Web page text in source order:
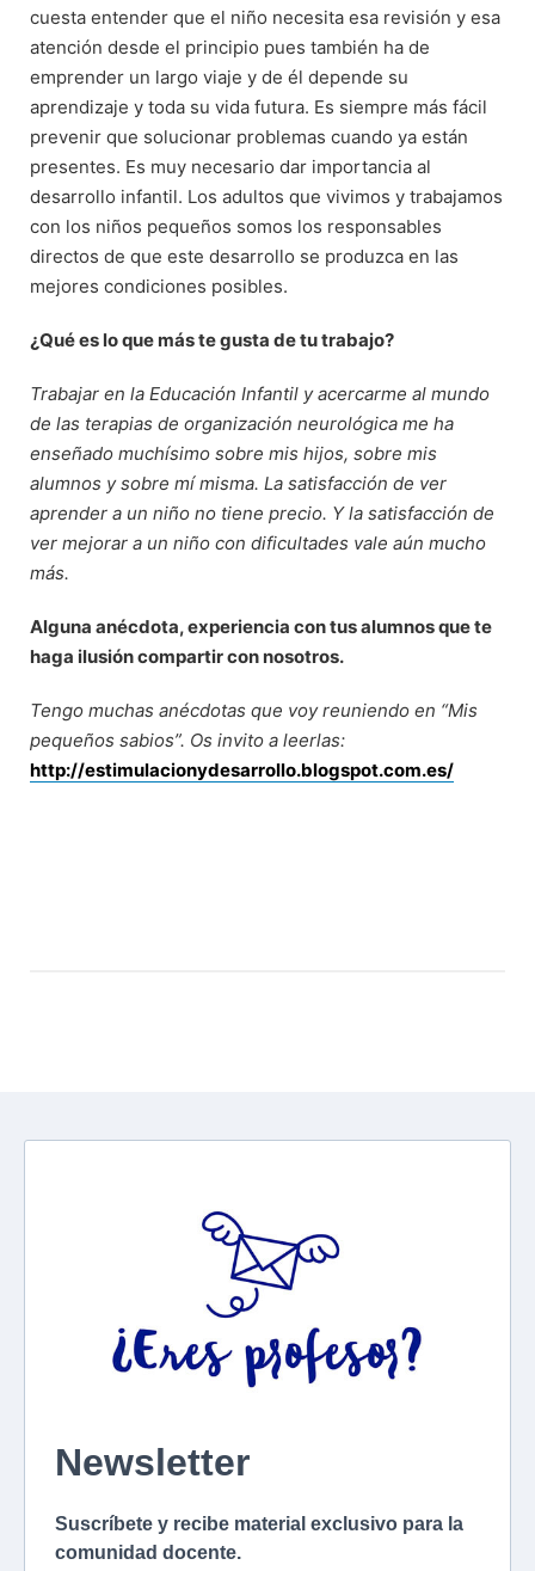
cuesta entender que el niño necesita esa revisión y esa
atención desde el principio pues también ha de
emprender un largo viaje y de él depende su
aprendizaje y toda su vida futura. Es siempre más fácil
prevenir que solucionar problemas cuando ya están
presentes. Es muy necesario dar importancia al
desarrollo infantil. Los adultos que vivimos y trabajamos
con los niños pequeños somos los responsables
directos de que este desarrollo se produzca en las
mejores condiciones posibles.
¿Qué es lo que más te gusta de tu trabajo?
Trabajar en la Educación Infantil y acercarme al mundo
de las terapias de organización neurológica me ha
enseñado muchísimo sobre mis hijos, sobre mis
alumnos y sobre mí misma. La satisfacción de ver
aprender a un niño no tiene precio. Y la satisfacción de
ver mejorar a un niño con dificultades vale aún mucho
más.
Alguna anécdota, experiencia con tus alumnos que te
haga ilusión compartir con nosotros.
Tengo muchas anécdotas que voy reuniendo en “Mis
pequeños sabios”. Os invito a leerlas:
http://estimulacionydesarrollo.blogspot.com.es/